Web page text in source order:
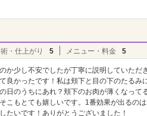
・仕上がり 5 メニュー・料金 5
か少し不安でしたが丁寧に説明していただ
かったです！私は頬下と目の下のたるみ
日のうちにあれ？頬下のお肉が薄くなって
こもとても嬉しいです。1番効果が出るの
たいです！ありがとうございました！